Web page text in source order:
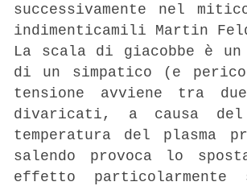
successivamente nel
indimenticamili Martin
La scala di giacobbe è
di un simpatico (e
tensione avviene tra
divaricati, a causa del
temperatura del
salendo provoca lo
effetto